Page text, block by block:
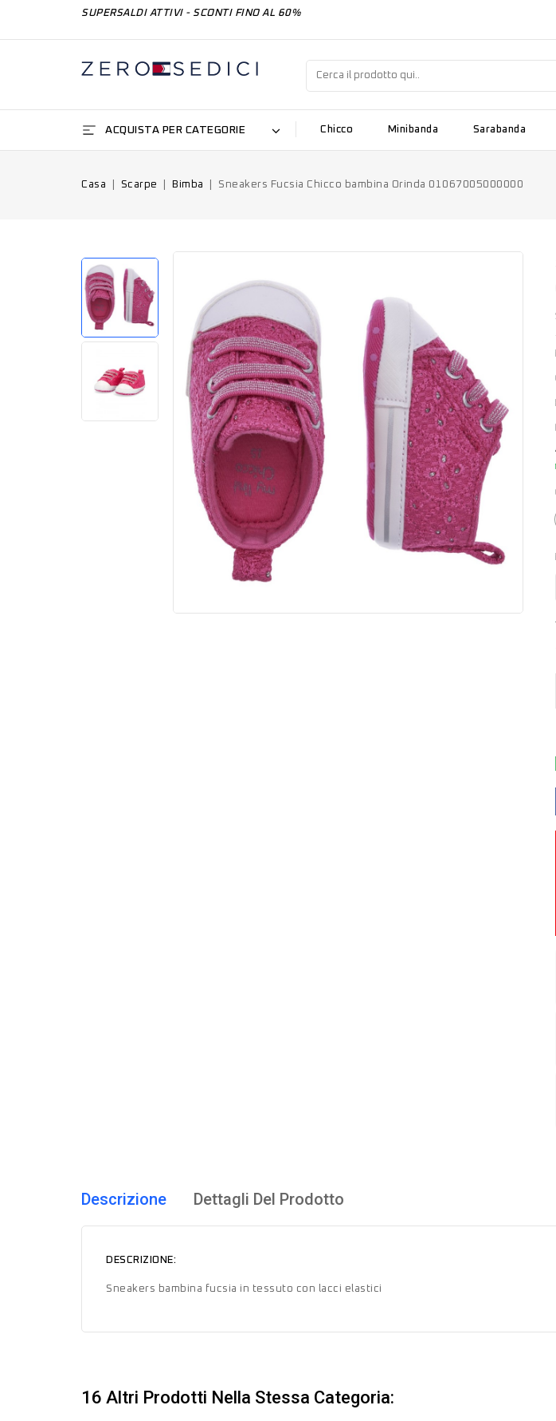
SUPERSALDI ATTIVI - SCONTI FINO AL 60%
ACQUISTA PER CATEGORIE Chicco Minibanda Sarabanda
Casa Scarpe Bimba Sneakers Fucsia Chicco bambina Orinda 01067005000000
Descrizione Dettagli Del Prodotto
DESCRIZIONE:
Sneakers bambina fucsia in tessuto con lacci elastici
16 Altri Prodotti Nella Stessa Categoria: